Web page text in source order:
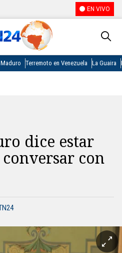
EN VIVO
Terremoto en Venezuela La Guaira
dice estar
con